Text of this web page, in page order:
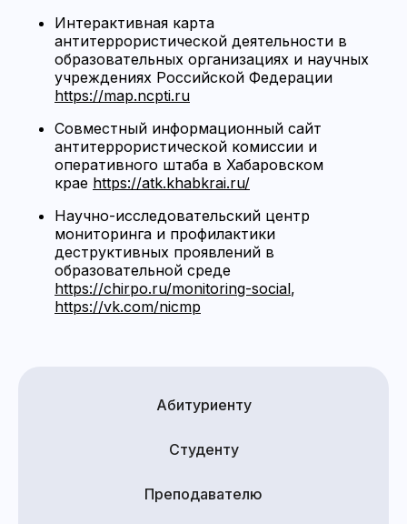
Интерактивная карта
антитеррористической деятельности в
образовательных организациях и научных
учреждениях Российской Федерации
https://map.ncpti.ru
Совместный информационный сайт
антитеррористической комиссии и
оперативного штаба в Хабаровском
крае https://atk.khabkrai.ru/
Научно-исследовательский центр
мониторинга и профилактики
деструктивных проявлений в
образовательной среде
https://chirpo.ru/monitoring-social,
https://vk.com/nicmp
Абитуриенту
Студенту
Преподавателю